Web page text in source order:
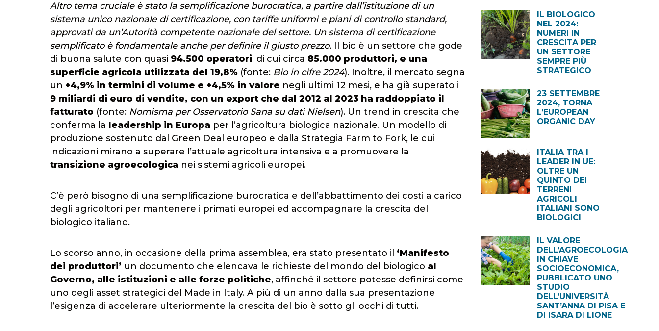
Altro tema cruciale è stato la semplificazione burocratica, a partire dall’istituzione di un
sistema unico nazionale di certificazione, con tariffe uniformi e piani di controllo standard,
approvati da un’Autorità competente nazionale del settore. Un sistema di certificazione
semplificato è fondamentale anche per definire il giusto prezzo. Il bio è un settore che gode
di buona salute con quasi 94.500 operatori, di cui circa 85.000 produttori, e una
superficie agricola utilizzata del 19,8% (fonte: Bio in cifre 2024). Inoltre, il mercato segna
un +4,9% in termini di volume e +4,5% in valore negli ultimi 12 mesi, e ha già superato i
9 miliardi di euro di vendite, con un export che dal 2012 al 2023 ha raddoppiato il
fatturato (fonte: Nomisma per Osservatorio Sana su dati Nielsen). Un trend in crescita che
conferma la leadership in Europa per l’agricoltura biologica nazionale. Un modello di
produzione sostenuto dal Green Deal europeo e dalla Strategia Farm to Fork, le cui
indicazioni mirano a superare l’attuale agricoltura intensiva e a promuovere la
transizione agroecologica nei sistemi agricoli europei.
C’è però bisogno di una semplificazione burocratica e dell’abbattimento dei costi a carico
degli agricoltori per mantenere i primati europei ed accompagnare la crescita del
biologico italiano.
Lo scorso anno, in occasione della prima assemblea, era stato presentato il ‘Manifesto
dei produttori’ un documento che elencava le richieste del mondo del biologico al
Governo, alle istituzioni e alle forze politiche, affinché il settore potesse definirsi come
uno degli asset strategici del Made in Italy. A più di un anno dalla sua presentazione
l’esigenza di accelerare ulteriormente la crescita del bio è sotto gli occhi di tutti.
IL BIOLOGICO
NEL 2024:
NUMERI IN
CRESCITA PER
UN SETTORE
SEMPRE PIÙ
STRATEGICO
23 SETTEMBRE
2024, TORNA
L’EUROPEAN
ORGANIC DAY
ITALIA TRA I
LEADER IN UE:
OLTRE UN
QUINTO DEI
TERRENI
AGRICOLI
ITALIANI SONO
BIOLOGICI
IL VALORE
DELL’AGROECOLOGIA
IN CHIAVE
SOCIOECONOMICA,
PUBBLICATO UNO
STUDIO
DELL’UNIVERSITÀ
SANT’ANNA DI PISA E
DI ISARA DI LIONE